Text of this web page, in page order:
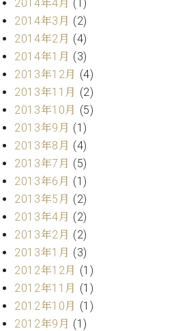
2014年4月 (1)
2014年3月 (2)
2014年2月 (4)
2014年1月 (3)
2013年12月 (4)
2013年11月 (2)
2013年10月 (5)
2013年9月 (1)
2013年8月 (4)
2013年7月 (5)
2013年6月 (1)
2013年5月 (2)
2013年4月 (2)
2013年2月 (2)
2013年1月 (3)
2012年12月 (1)
2012年11月 (1)
2012年10月 (1)
2012年9月 (1)